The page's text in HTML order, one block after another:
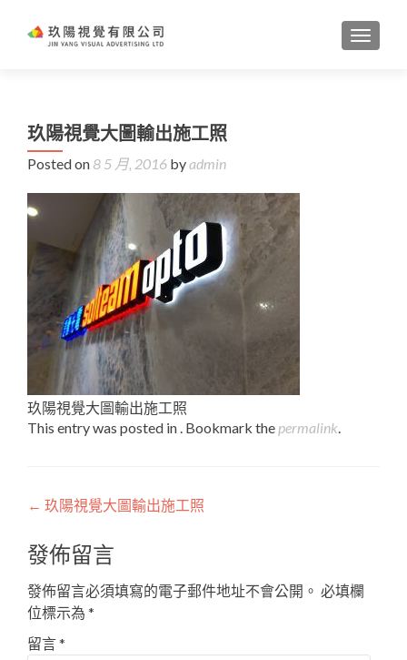
玖陽視覺大圖輸出施工照
Posted on 8 5 月, 2016 byadmin
玖陽視覺大圖輸出施工照
This entry was posted in . Bookmark the permalink.
Post
navigation
← 玖陽視覺大圖輸出施工照
發佈留言
發佈留言必須填寫的電子郵件地址不會公開。 必填欄
位標示為 *
留言*